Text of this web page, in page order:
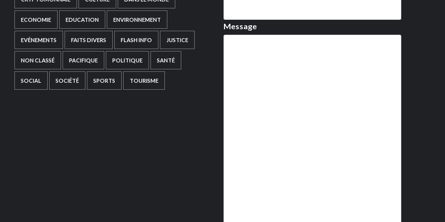
ECONOMIE EDUCATION ENVIRONNEMENT
EVÉNEMENTS FAITS DIVERS FLASH INFO JUSTICE
NON CLASSÉ PACIFIQUE POLITIQUE SANTÉ
SOCIAL SOCIÉTÉ SPORTS TOURISME
Message